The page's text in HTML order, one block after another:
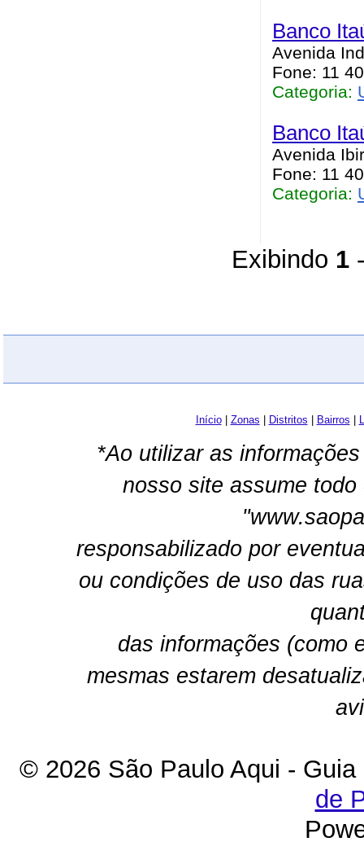
Banco
Avenida
Fone: 11
Categoria:
Banco
Avenida
Fone: 11
Categoria:
Exibindo 1
Início| Zonas Distritos Bairros
*Ao utilizar as
nosso site assume
responsabilizado por
ou condições de uso das
das informações (como
mesmas estarem
© 2026 São Paulo Aqui -
de